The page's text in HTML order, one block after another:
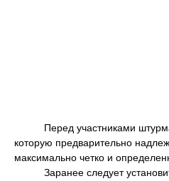
Перед участниками штурма
которую предварительно
максимально четко и
Заранее следует